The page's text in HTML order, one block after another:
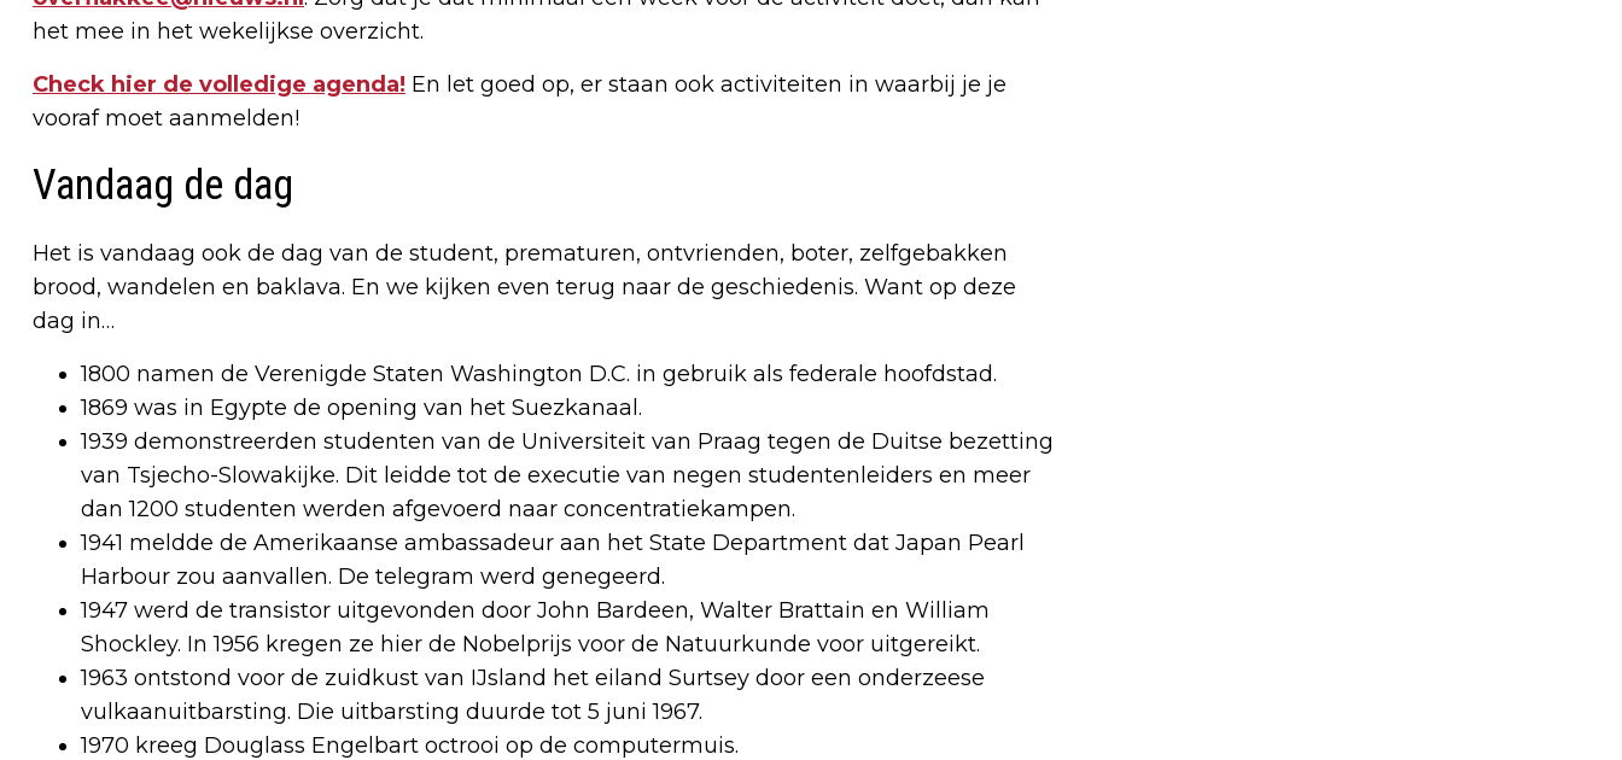
het mee in het wekelijkse overzicht.
Check hier de volledige agenda! En let goed op, er staan ook activiteiten in waarbij je je
vooraf moet aanmelden!
Vandaag de dag
Het is vandaag ook de dag van de student, prematuren, ontvrienden, boter, zelfgebakken
brood, wandelen en baklava. En we kijken even terug naar de geschiedenis. Want op deze
dag in…
1800 namen de Verenigde Staten Washington D.C. in gebruik als federale hoofdstad.
1869 was in Egypte de opening van het Suezkanaal.
1939 demonstreerden studenten van de Universiteit van Praag tegen de Duitse bezetting
van Tsjecho-Slowakijke. Dit leidde tot de executie van negen studentenleiders en meer
dan 1200 studenten werden afgevoerd naar concentratiekampen.
1941 meldde de Amerikaanse ambassadeur aan het State Department dat Japan Pearl
Harbour zou aanvallen. De telegram werd genegeerd.
1947 werd de transistor uitgevonden door John Bardeen, Walter Brattain en William
Shockley. In 1956 kregen ze hier de Nobelprijs voor de Natuurkunde voor uitgereikt.
1963 ontstond voor de zuidkust van IJsland het eiland Surtsey door een onderzeese
vulkaanuitbarsting. Die uitbarsting duurde tot 5 juni 1967.
1970 kreeg Douglass Engelbart octrooi op de computermuis.